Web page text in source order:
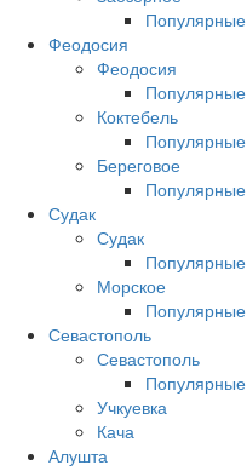
Популярные
Феодосия
Феодосия
Популярные
Коктебель
Популярные
Береговое
Популярные
Судак
Судак
Популярные
Морское
Популярные
Севастополь
Севастополь
Популярные
Учкуевка
Кача
Алушта